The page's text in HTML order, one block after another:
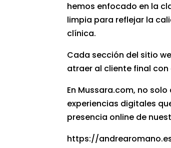
hemos enfocado en la
limpia para reflejar la
clínica.
Cada sección del sitio
atraer al cliente final
En Mussara.com, no
experiencias digitales
presencia online de
https://a